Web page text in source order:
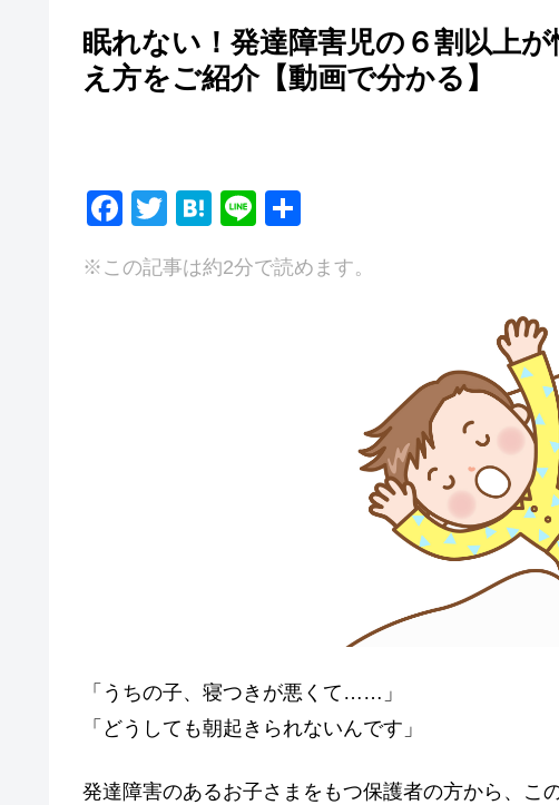
眠れない！発達障害児の６割以上
え方をご紹介【動画で分かる】
F
c
T
tt
H
e
Li
e
※この記事は約2分で読めます。
「うちの子、寝つきが悪くて……」
「どうしても朝起きられないんです」
発達障害のあるお子さまをもつ保護者の方から、こ